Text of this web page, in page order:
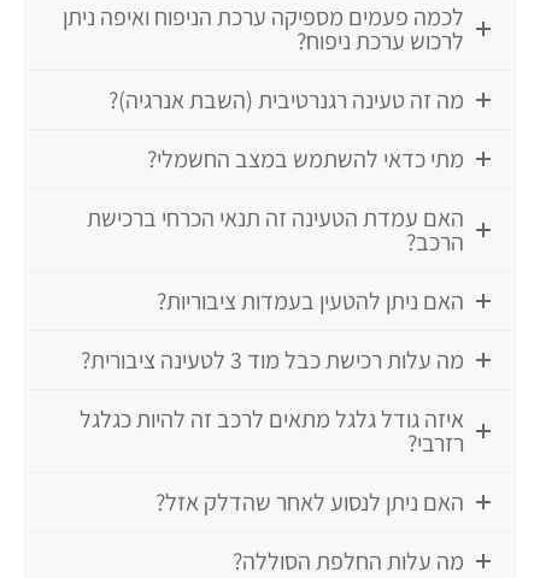
לכמה פעמים מספיקה ערכת הניפוח ואיפה ניתן
לרכוש ערכת ניפוח?
מה זה טעינה רגנרטיבית (השבת אנרגיה)?
מתי כדאי להשתמש במצב החשמלי?
האם עמדת הטעינה זה תנאי הכרחי ברכישת
הרכב?
האם ניתן להטעין בעמדות ציבוריות?
מה עלות רכישת כבל מוד 3 לטעינה ציבורית?
איזה גודל גלגל מתאים לרכב זה להיות כגלגל
רזרבי?
האם ניתן לנסוע לאחר שהדלק אזל?
מה עלות החלפת הסוללה?